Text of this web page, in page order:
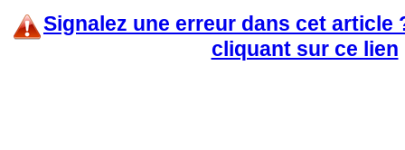
Signalez une erreur dans cet article
cliquant sur ce lien